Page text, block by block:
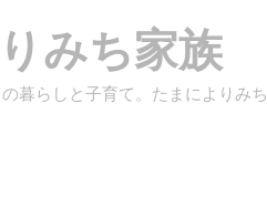
みち家族
暮らしと子育て。たまによりみち